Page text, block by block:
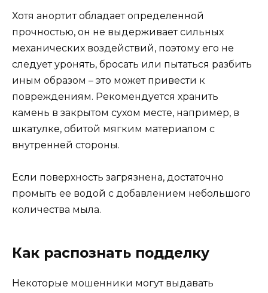
Хотя анортит обладает определенной
прочностью, он не выдерживает сильных
механических воздействий, поэтому его не
следует уронять, бросать или пытаться разбить
иным образом – это может привести к
повреждениям. Рекомендуется хранить
камень в закрытом сухом месте, например, в
шкатулке, обитой мягким материалом с
внутренней стороны.
Если поверхность загрязнена, достаточно
промыть ее водой с добавлением небольшого
количества мыла.
Как распознать подделку
Некоторые мошенники могут выдавать